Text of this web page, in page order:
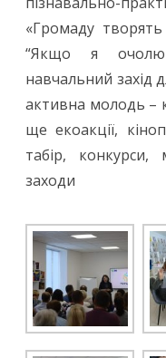
«Громаду
“Якщо я очолю
навчальний захід
активна молодь –
ще екоакції,
табір, конкурси,
заходи